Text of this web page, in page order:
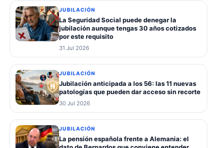
JUBILACIÓN
La Seguridad Social puede denegar la
jubilación aunque tengas 30 años cotizados
por este requisito
31 Jul 2026
JUBILACIÓN
Jubilación anticipada a los 56: las 11 nuevas
patologías que pueden dar acceso sin recorte
30 Jul 2026
JUBILACIÓN
La pensión española frente a Alemania: el